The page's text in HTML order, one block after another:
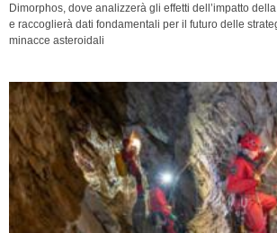
Dimorphos, dove analizzerà gli effetti dell’impatto
e raccoglierà dati fondamentali per il futuro delle
minacce asteroidali